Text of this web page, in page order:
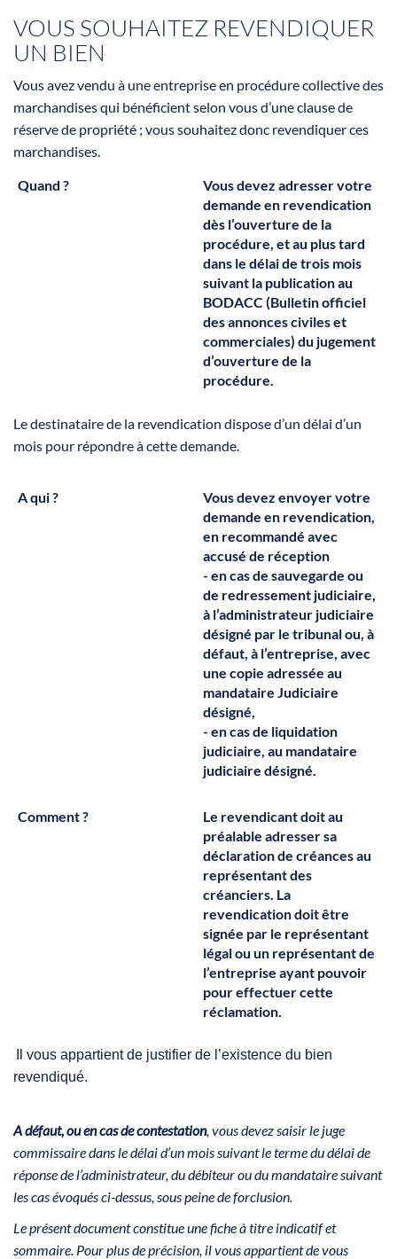
VOUS SOUHAITEZ REVENDIQUER
UN BIEN
Vous avez vendu à une entreprise en procédure collective des
marchandises qui bénéficient selon vous d’une clause de
réserve de propriété ; vous souhaitez donc revendiquer ces
marchandises.
Quand ?
Vous devez adresser votre
demande en revendication
dès l’ouverture de la
procédure, et au plus tard
dans le délai de trois mois
suivant la publication au
BODACC (Bulletin officiel
des annonces civiles et
commerciales) du jugement
d’ouverture de la
procédure.
Le destinataire de la revendication dispose d’un délai d’un
mois pour répondre à cette demande.
A qui ?
Vous devez envoyer votre
demande en revendication,
en recommandé avec
accusé de réception
- en cas de sauvegarde ou
de redressement judiciaire,
à l’administrateur judiciaire
désigné par le tribunal ou, à
défaut, à l’entreprise, avec
une copie adressée au
mandataire Judiciaire
désigné,
- en cas de liquidation
judiciaire, au mandataire
judiciaire désigné.
Comment ?
Le revendicant doit au
préalable adresser sa
déclaration de créances au
représentant des
créanciers. La
revendication doit être
signée par le représentant
légal ou un représentant de
l’entreprise ayant pouvoir
pour effectuer cette
réclamation.
Il vous appartient de justifier de l’existence du bien
revendiqué.
A défaut, ou en cas de contestation, vous devez saisir le juge
commissaire dans le délai d’un mois suivant le terme du délai de
réponse de l’administrateur, du débiteur ou du mandataire suivant
les cas évoqués ci-dessus, sous peine de forclusion.
Le présent document constitue une fiche à titre indicatif et
sommaire. Pour plus de précision, il vous appartient de vous